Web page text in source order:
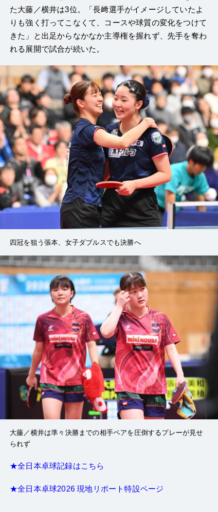
た大藤／横井は3位。「長﨑選手がイメージしていたよ
りも強く打ってこなくて、コースや球質の変化をつけて
きた」と出足からなかなか主導権を握れず、先手を奪わ
れる展開で試合が続いた。
四冠を狙う張本、女子ダブルスでも決勝へ
大藤／横井は準々決勝までの相手ペアを圧倒するプレーが見せ
られず
★全日本卓球記録はこちら
★全日本卓球2026 現地リポート特設ページ